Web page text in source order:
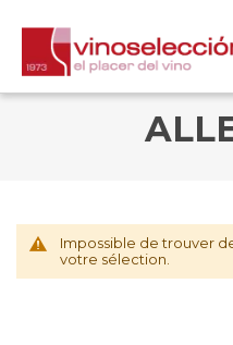
Impossible de trouver
votre sélection.